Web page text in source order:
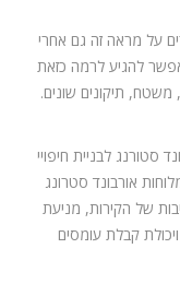
על מראה זה גם אחרי
להגיע לרמה כזאת
משטח, תיקונים שונים.
סטורנג לבניית חיפויי
אורבונד סטרונג
של הקירות, מניעת
קבלת עומסים